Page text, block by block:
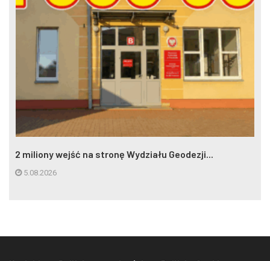
2 miliony wejść na stronę Wydziału Geodezji...
5.08.2026